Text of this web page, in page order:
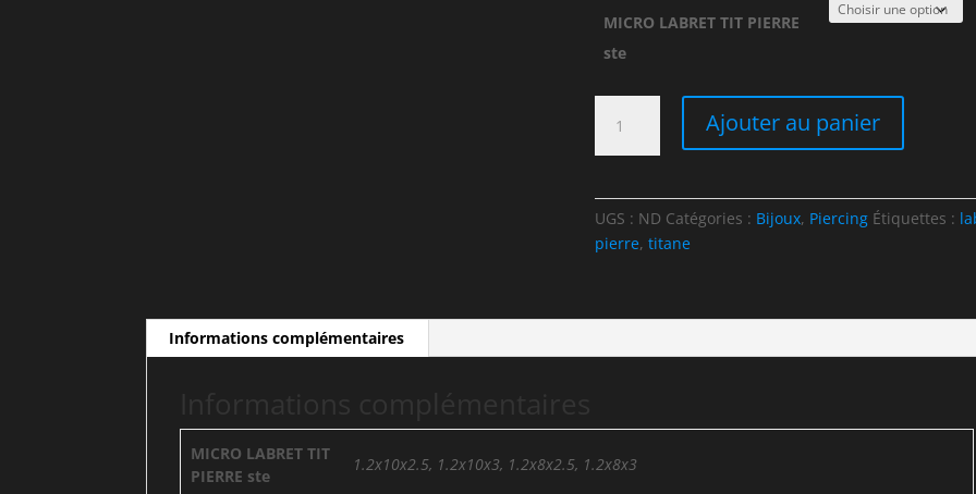
MICRO LABRET TIT PIERRE
ste
MICRO
PIERRE
Ajouter au panier
UGS : ND Catégories : Bijoux, Piercing Étiquettes :
pierre,titane
Informations complémentaires
MICRO LABRET TIT
PIERRE ste
1.2x10x2.5, 1.2x10x3, 1.2x8x2.5, 1.2x8x3